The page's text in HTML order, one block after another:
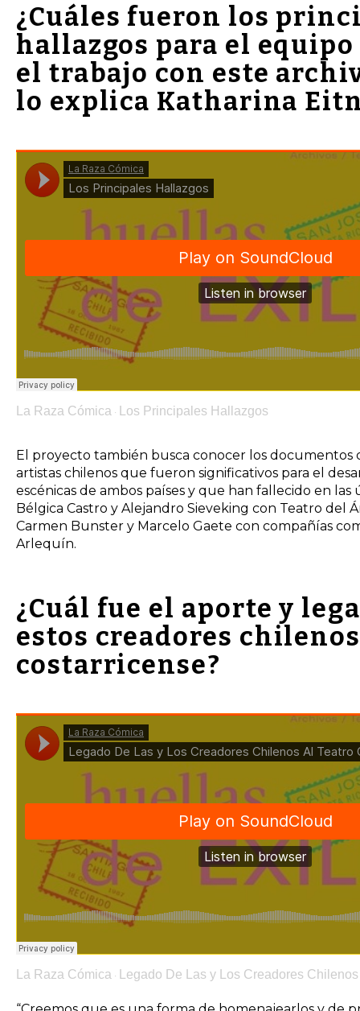
¿Cuáles fueron los
hallazgos para el
el trabajo con este
lo explica Katharina
La Raza Cómica · Los Principales Hallazgos
El proyecto también busca conocer los documentos
artistas chilenos que fueron significativos para el
escénicas de ambos países y que han fallecido en las
Bélgica Castro y Alejandro Sieveking con Teatro del
Carmen Bunster y Marcelo Gaete con compañías
Arlequín.
¿Cuál fue el aporte y
estos creadores
costarricense?
La Raza Cómica · Legado De Las y Los Creadores